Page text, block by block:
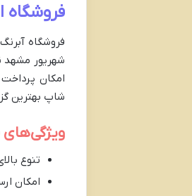
فروشگاه
شهریور مشهد
امکان
شاپ بهترین
تنوع
امکان